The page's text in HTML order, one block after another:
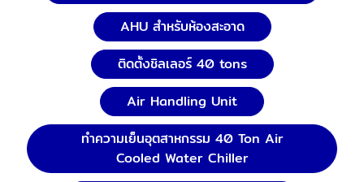
AHU สำหรับห้องสะอาด
ติดตั้งชิลเลอร์ 40 tons
Air Handling Unit
ทำความเย็นอุตสาหกรรม 40 Ton Air
Cooled Water Chiller